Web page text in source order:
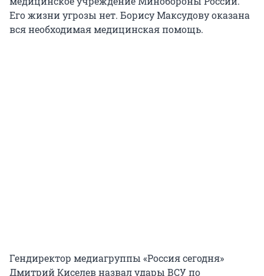
Его жизни угрозы нет. Борису Максудову оказана
вся необходимая медицинская помощь.
Гендиректор медиагруппы «Россия сегодня»
Дмитрий Киселев назвал удары ВСУ по